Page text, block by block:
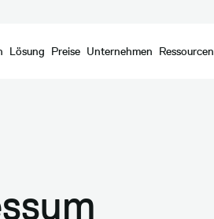
Lösung Preise Unternehmen Ressourcen